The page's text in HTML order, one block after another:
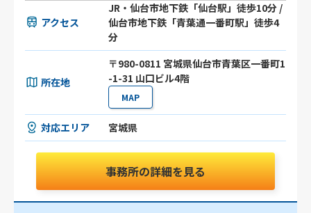
アクセス
JR・仙台市地下鉄「仙台駅」徒歩10分 /
仙台市地下鉄「青葉通一番町駅」徒歩4
分
所在地
〒980-0811 宮城県仙台市青葉区一番町1
-1-31 山口ビル4階
MAP
対応エリア 宮城県
事務所の詳細を見る